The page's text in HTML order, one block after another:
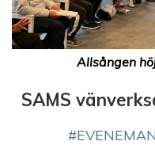
Allsången
SAMS